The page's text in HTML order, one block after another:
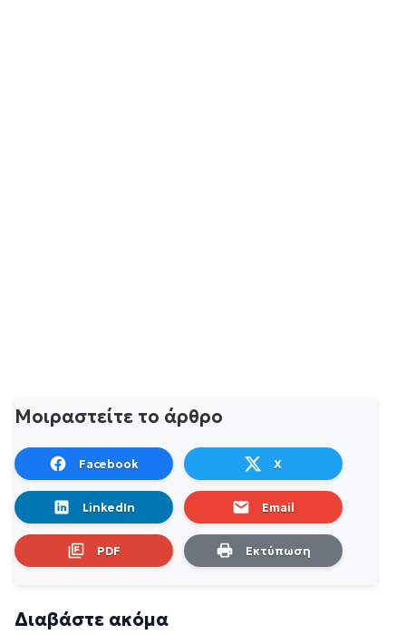
Μοιραστείτε το άρθρο
Facebook X
LinkedIn Email
PDF Εκτύπωση
Διαβάστε ακόμα